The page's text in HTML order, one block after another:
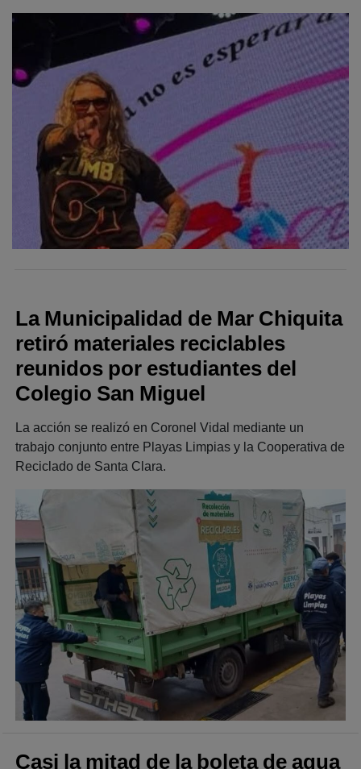
La Municipalidad de Mar Chiquita
retiró materiales reciclables
reunidos por estudiantes del
Colegio San Miguel
La acción se realizó en Coronel Vidal mediante un
trabajo conjunto entre Playas Limpias y la Cooperativa de
Reciclado de Santa Clara.
Casi la mitad de la boleta de agua